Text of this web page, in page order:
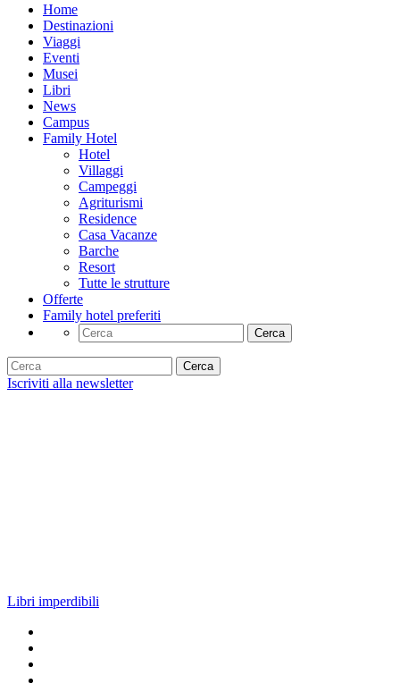
Home
Destinazioni
Viaggi
Eventi
Musei
Libri
News
Campus
Family Hotel
Hotel
Villaggi
Campeggi
Agriturismi
Residence
Casa Vacanze
Barche
Resort
Tutte le strutture
Offerte
Family hotel preferiti
Cerca
Cerca
Iscriviti alla newsletter
Libri imperdibili